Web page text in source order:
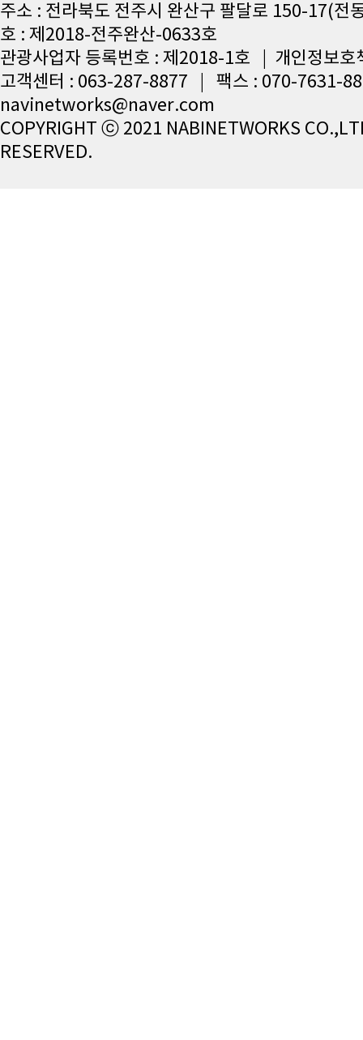
주소 : 전라북도 전주시 완산구 팔달로 150-17(전
호 : 제2018-전주완산-0633호
관광사업자 등록번호 : 제2018-1호 | 개인정보호
고객센터 : 063-287-8877 | 팩스 : 070-7631-
navinetworks@naver.com
COPYRIGHT ⓒ 2021 NABINETWORKS
RESERVED.